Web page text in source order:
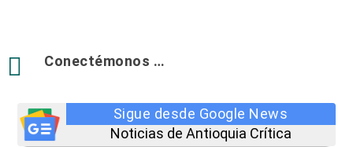
 Conectémonos …
Sigue desde Google News
Noticias de Antioquia Crítica